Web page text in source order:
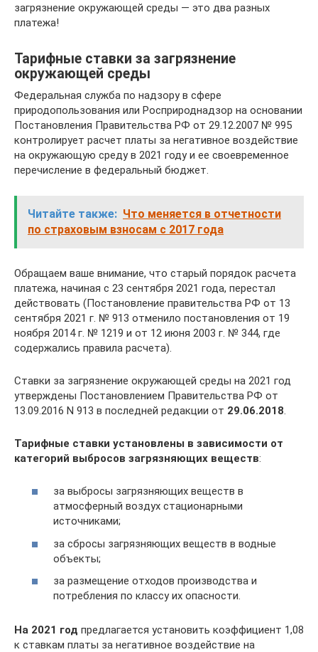
загрязнение окружающей среды — это два разных
платежа!
Тарифные ставки за загрязнение
окружающей среды
Федеральная служба по надзору в сфере
природопользования или Росприроднадзор на основании
Постановления Правительства РФ от 29.12.2007 № 995
контролирует расчет платы за негативное воздействие
на окружающую среду в 2021 году и ее своевременное
перечисление в федеральный бюджет.
Читайте также: Что меняется в отчетности
по страховым взносам с 2017 года
Обращаем ваше внимание, что старый порядок расчета
платежа, начиная с 23 сентября 2021 года, перестал
действовать (Постановление правительства РФ от 13
сентября 2021 г. № 913 отменило постановления от 19
ноября 2014 г. № 1219 и от 12 июня 2003 г. № 344, где
содержались правила расчета).
Ставки за загрязнение окружающей среды на 2021 год
утверждены Постановлением Правительства РФ от
13.09.2016 N 913 в последней редакции от 29.06.2018
Тарифные ставки установлены в зависимости от
категорий выбросов загрязняющих веществ:
за выбросы загрязняющих веществ в
атмосферный воздух стационарными
источниками;
за сбросы загрязняющих веществ в водные
объекты;
за размещение отходов производства и
потребления по классу их опасности.
На 2021 год предлагается установить коэффициент 1,08
к ставкам платы за негативное воздействие на